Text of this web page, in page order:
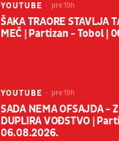
YOUTUBE pre 19h
ŠAKA TRAORE STAVLJA
MEČ | Partizan - Tobol |
YOUTUBE pre 19h
SADA NEMA OFSAJDA -
DUPLIRA VOĐSTVO |
06.08.2026.